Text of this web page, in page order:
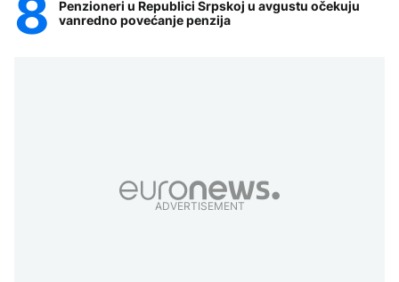
Penzioneri u Republici Srpskoj u avgustu očekuju
vanredno povećanje penzija
ADVERTISEMENT